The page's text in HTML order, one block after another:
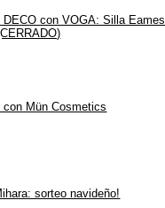
DECO con VOGA: Silla Eames
con Mün Cosmetics
sorteo navideño!